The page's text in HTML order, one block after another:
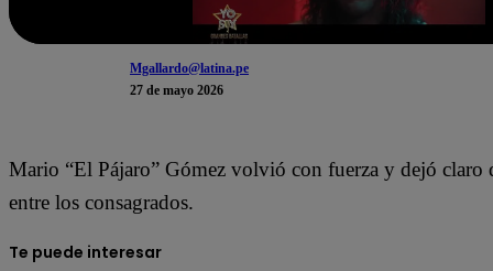
Mgallardo@latina.pe
27 de mayo 2026
Mario “El Pájaro” Gómez volvió con fuerza y dejó claro
entre los consagrados.
Te puede interesar